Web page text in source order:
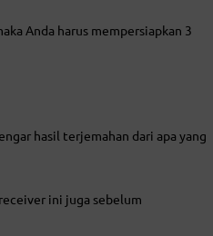
Anda harus mempersiapkan 3
hasil terjemahan dari apa yang
ini juga sebelum